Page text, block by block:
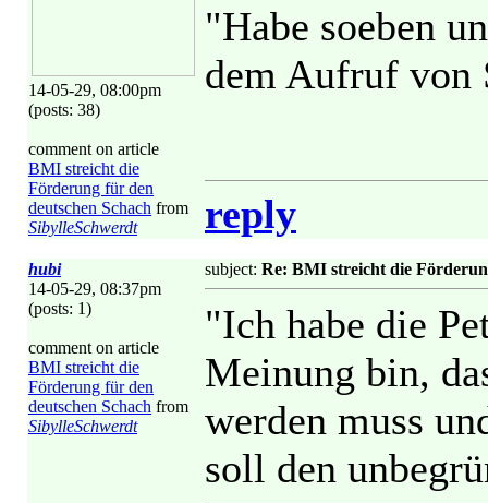
14-05-29, 08:00pm
(posts: 38)
comment on article
BMI streicht die
Förderung für den
deutschen Schach from
SibylleSchwerdt
"Habe soeben
dem Aufruf
reply
hubi
14-05-29, 08:37pm
(posts: 1)
comment on article
BMI streicht die
Förderung für den
deutschen Schach from
SibylleSchwerdt
subject: Re: BMI streicht die
"Ich habe die
Meinung bin,
werden muss
soll den